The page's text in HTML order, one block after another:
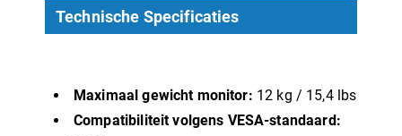
Technische Specificaties
Maximaal gewicht monitor: 12 kg / 15,4 lbs
Compatibiliteit volgens VESA-standaard: